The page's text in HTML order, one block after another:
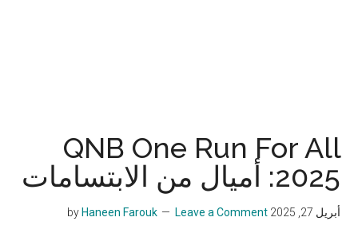
QNB One Run For All
2025: أميال من الابتسامات
أبريل 27, 2025 by
Haneen Farouk Leave a Comment